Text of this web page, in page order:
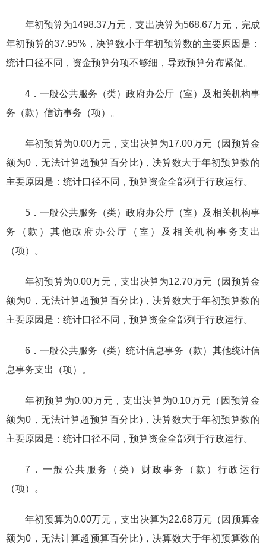
年初预算为1498.37万元，支出决算为568.67万元，完成
年初预算的37.95%，决算数小于年初预算数的主要原因是：
统计口径不同，资金预算分项不够细，导致预算分布紧促。
4．一般公共服务（类）政府办公厅（室）及相关机构事
务（款）信访事务（项）。
年初预算为0.00万元，支出决算为17.00万元（因预算金
额为0，无法计算超预算百分比)，决算数大于年初预算数的
主要原因是：统计口径不同，预算资金全部列于行政运行。
5．一般公共服务（类）政府办公厅（室）及相关机构事
务（款）其他政府办公厅（室）及相关机构事务支出
（项）。
年初预算为0.00万元，支出决算为12.70万元（因预算金
额为0，无法计算超预算百分比)，决算数大于年初预算数的
主要原因是：统计口径不同，预算资金全部列于行政运行。
6．一般公共服务（类）统计信息事务（款）其他统计信
息事务支出（项）。
年初预算为0.00万元，支出决算为0.10万元（因预算金
额为0，无法计算超预算百分比)，决算数大于年初预算数的
主要原因是：统计口径不同，预算资金全部列于行政运行。
7．一般公共服务（类）财政事务（款）行政运行
（项）。
年初预算为0.00万元，支出决算为22.68万元（因预算金
额为0，无法计算超预算百分比)，决算数大于年初预算数的